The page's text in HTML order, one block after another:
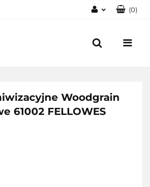
Zarejestruj się
(0)
Woodgrain
61002 FELLOWES